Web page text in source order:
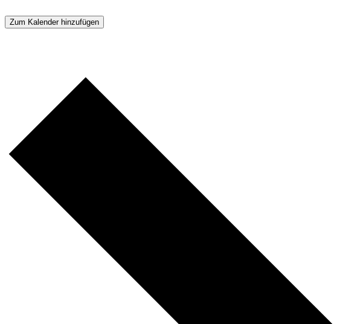
Zum Kalender hinzufügen